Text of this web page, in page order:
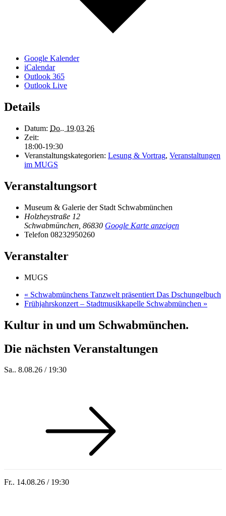
Google Kalender
iCalendar
Outlook 365
Outlook Live
Details
Datum: Do.. 19.03.26
Zeit:
18:00-19:30
Veranstaltungskategorien: Lesung & Vortrag, Veranstaltungen
im MUGS
Veranstaltungsort
Museum & Galerie der Stadt Schwabmünchen
Holzheystraße 12
Schwabmünchen 86830 Google Karte anzeigen
Telefon 08232950260
Veranstalter
MUGS
« Schwabmünchens Tanzwelt präsentiert Das Dschungelbuch
Frühjahrskonzert – Stadtmusikkapelle Schwabmünchen »
Kultur in und um Schwabmünchen.
Die nächsten Veranstaltungen
Sa.. 8.08.26 / 19:30
Fr.. 14.08.26 / 19:30